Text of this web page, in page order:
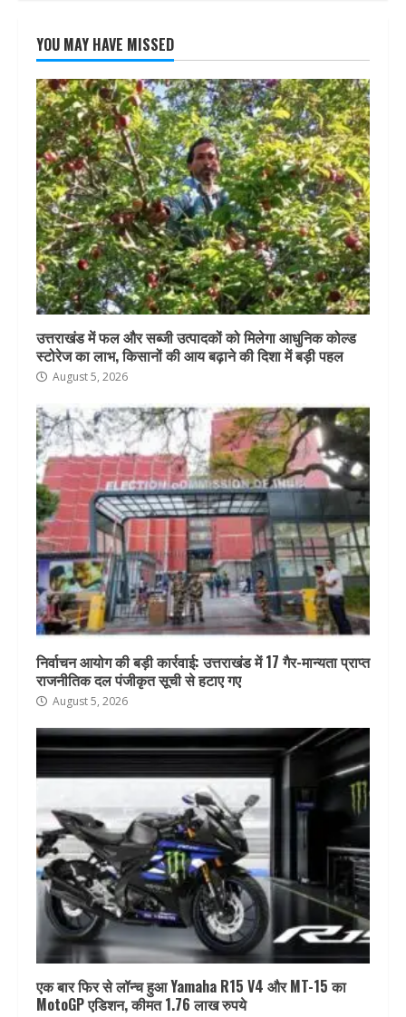
YOU MAY HAVE MISSED
उत्तराखंड में फल और सब्जी उत्पादकों को मिलेगा आधुनिक कोल्ड
स्टोरेज का लाभ, किसानों की आय बढ़ाने की दिशा में बड़ी पहल
August 5, 2026
निर्वाचन आयोग की बड़ी कार्रवाई: उत्तराखंड में 17 गैर-मान्यता प्राप्त
राजनीतिक दल पंजीकृत सूची से हटाए गए
August 5, 2026
एक बार फिर से लॉन्च हुआ Yamaha R15 V4 और MT-15 का
MotoGP एडिशन, कीमत 1.76 लाख रुपये